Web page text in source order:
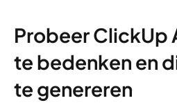
Probeer ClickUp
te bedenken en
te genereren